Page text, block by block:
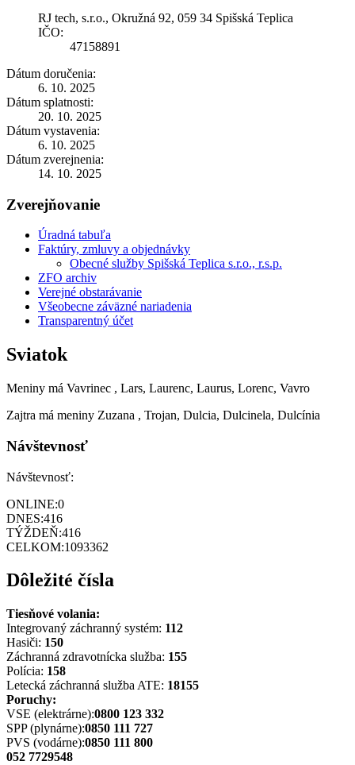
RJ tech, s.r.o., Okružná 92, 059 34 Spišská Teplica
IČO:
47158891
Dátum doručenia:
6. 10. 2025
Dátum splatnosti:
20. 10. 2025
Dátum vystavenia:
6. 10. 2025
Dátum zverejnenia:
14. 10. 2025
Zverejňovanie
Úradná tabuľa
Faktúry, zmluvy a objednávky
Obecné služby Spišská Teplica s.r.o., r.s.p.
ZFO archiv
Verejné obstarávanie
Všeobecne záväzné nariadenia
Transparentný účet
Sviatok
Meniny má Vavrinec , Lars, Laurenc, Laurus, Lorenc, Vavro
Zajtra má meniny Zuzana , Trojan, Dulcia, Dulcinela, Dulcínia
Návštevnosť
Návštevnosť:
ONLINE:0
DNES:416
TÝŽDEŇ:416
CELKOM:1093362
Dôležité čísla
Tiesňové volania:
Integrovaný záchranný systém: 112
Hasiči: 150
Záchranná zdravotnícka služba: 155
Polícia: 158
Letecká záchranná služba ATE: 18155
Poruchy:
VSE (elektrárne):0800 123 332
SPP (plynárne):0850 111 727
PVS (vodárne):0850 111 800
052 7729548